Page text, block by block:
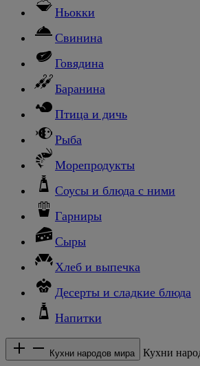
Ньокки
Свинина
Говядина
Баранина
Птица и дичь
Рыба
Морепродукты
Соусы и блюда с ними
Гарниры
Сыры
Хлеб и выпечка
Десерты и сладкие блюда
Напитки
Кухни народов мира Кухни